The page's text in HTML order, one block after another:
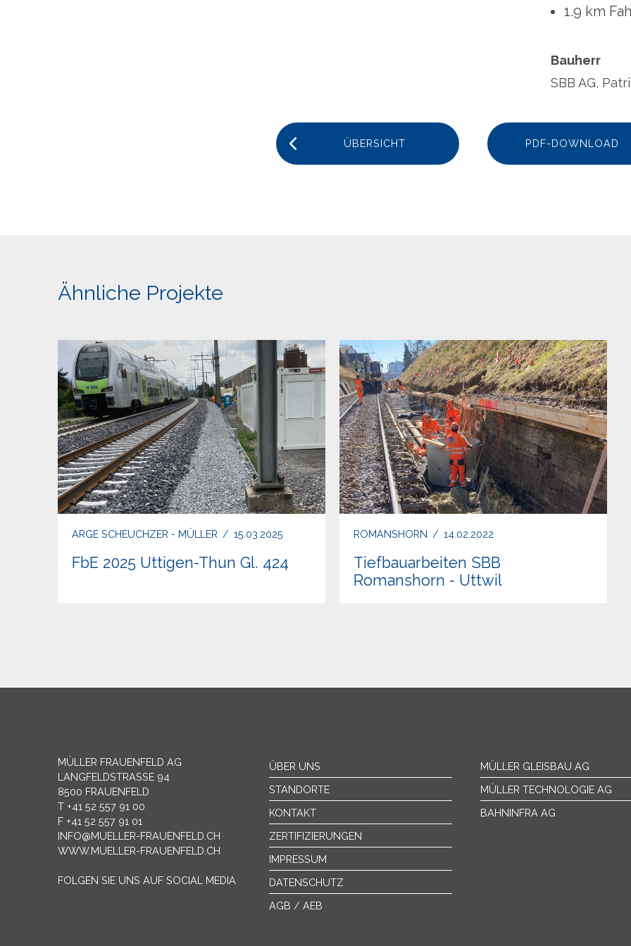
1.9 km
Bauherr
SBB AG,
ÜBERSICHT PDF-DOWNLOAD
Ähnliche Projekte
ARGE SCHEUCHZER - MÜLLER / 15.03.2025
FbE 2025 Uttigen-Thun Gl. 424
ROMANSHORN / 14.02.2022
Tiefbauarbeiten SBB
Romanshorn - Uttwil
MÜLLER FRAUENFELD AG
LANGFELDSTRASSE 94
8500 FRAUENFELD
T +41 52 557 91 00
F +41 52 557 91 01
INFO@MUELLER-FRAUENFELD.CH
WWW.MUELLER-FRAUENFELD.CH
FOLGEN SIE UNS AUF SOCIAL MEDIA
ÜBER UNS
STANDORTE
KONTAKT
ZERTIFIZIERUNGEN
IMPRESSUM
DATENSCHUTZ
AGB / AEB
MÜLLER GLEISBAU AG
MÜLLER TECHNOLOGIE AG
BAHNINFRA AG